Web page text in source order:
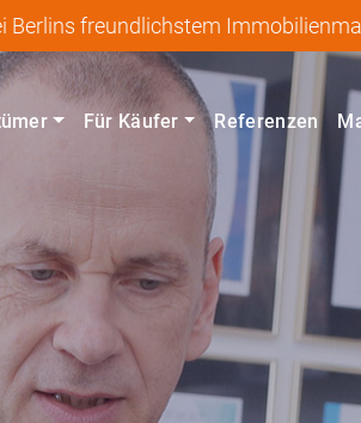
Berlins freundlichstem
Für Käufer Referenzen